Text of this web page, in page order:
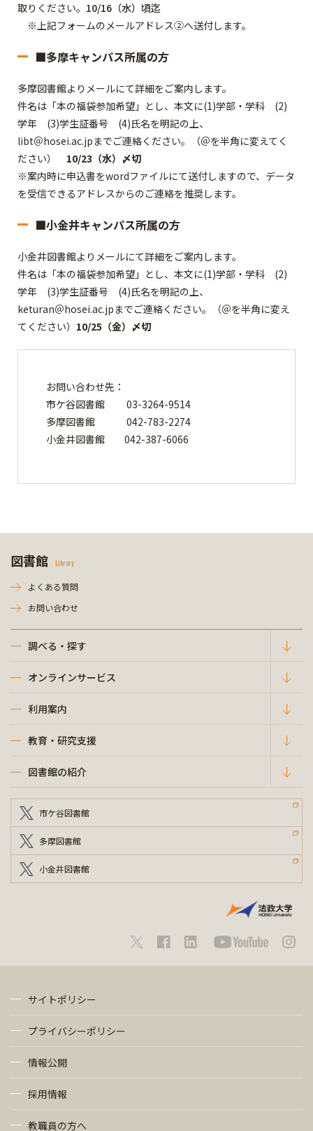
取りください。 10/16（水）頃迄
※上記フォームのメールアドレス②へ送付します。
■多摩キャンパス所属の方
多摩図書館よりメールにて詳細をご案内します。
件名は「本の福袋参加希望」とし、本文に(1)学部・学科 (2)
学年 (3)学生証番号 (4)氏名を明記の上、
libt＠hosei.ac.jpまでご連絡ください。（＠を半角に変えてく
ださい） 10/23（水）〆切
※案内時に申込書をwordファイルにて送付しますので、データ
を受信できるアドレスからのご連絡を推奨します。
■小金井キャンパス所属の方
小金井図書館よりメールにて詳細をご案内します。
件名は「本の福袋参加希望」とし、本文に(1)学部・学科 (2)
学年 (3)学生証番号 (4)氏名を明記の上、
keturan＠hosei.ac.jpまでご連絡ください。（＠を半角に変え
てください） 10/25（金）〆切
お問い合わせ先：
市ケ谷図書館 03-3264-9514
多摩図書館 042-783-2274
小金井図書館 042-387-6066
図書館 Library
よくある質問
お問い合わせ
調べる・探す
オンラインサービス
利用案内
教育・研究支援
図書館の紹介
市ケ谷図書館
多摩図書館
小金井図書館
サイトポリシー
プライバシーポリシー
情報公開
採用情報
教職員の方へ